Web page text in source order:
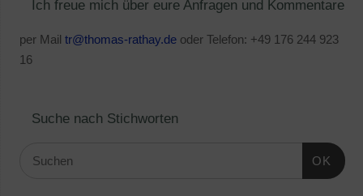
Ich freue mich über eure Anfragen und Kommentare
per Mail tr@thomas-rathay.deoder Telefon: +49 176 244 923
16
Suche nach Stichworten
OK